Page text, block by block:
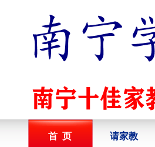
首 页 请家教